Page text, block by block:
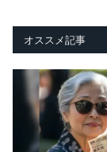
オススメ記事